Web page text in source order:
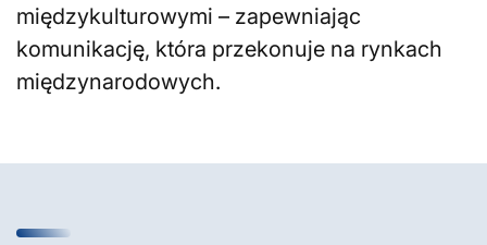
międzykulturowymi – zapewniając
komunikację, która przekonuje na rynkach
międzynarodowych.